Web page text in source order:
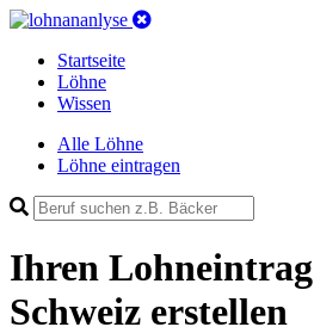
Startseite
Löhne
Wissen
Alle Löhne
Löhne eintragen
Ihren Lohneintrag
Schweiz erstellen